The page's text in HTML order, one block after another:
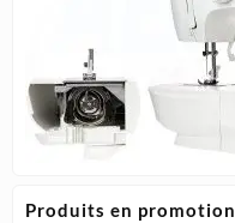
Produits en promotion